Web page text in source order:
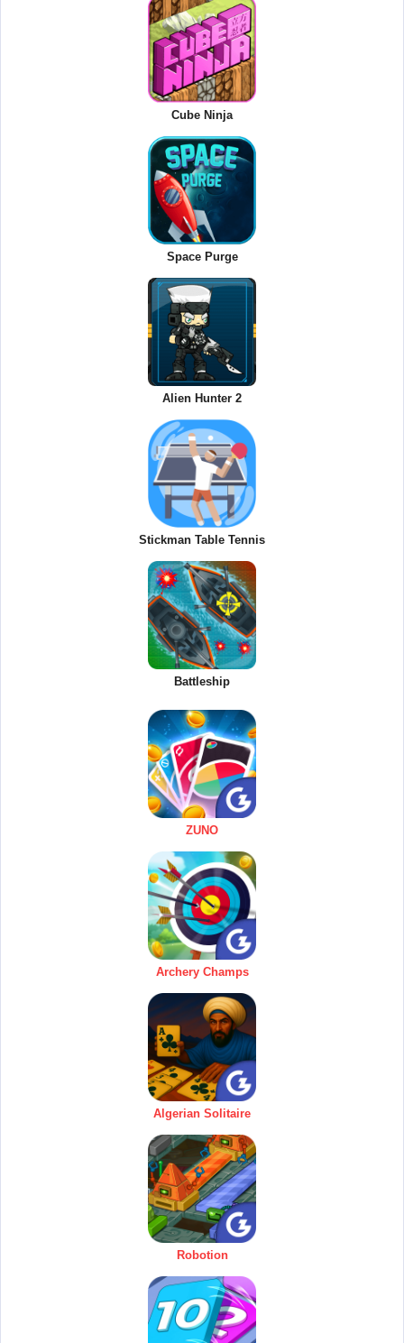
Cube Ninja
Space Purge
Alien Hunter 2
Stickman Table Tennis
Battleship
ZUNO
Archery Champs
Algerian Solitaire
Robotion